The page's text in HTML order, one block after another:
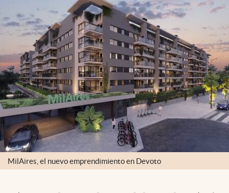
MilAires, el nuevo emprendimiento en Devoto